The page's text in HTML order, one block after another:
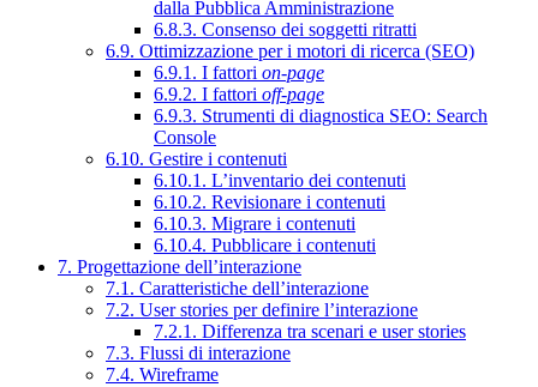
dalla Pubblica Amministrazione
6.8.3. Consenso dei soggetti ritratti
6.9. Ottimizzazione per i motori di ricerca (SEO)
6.9.1. I fattori on-page
6.9.2. I fattori off-page
6.9.3. Strumenti di diagnostica SEO: Search
Console
6.10. Gestire i contenuti
6.10.1. L’inventario dei contenuti
6.10.2. Revisionare i contenuti
6.10.3. Migrare i contenuti
6.10.4. Pubblicare i contenuti
7. Progettazione dell’interazione
7.1. Caratteristiche dell’interazione
7.2. User stories per definire l’interazione
7.2.1. Differenza tra scenari e user stories
7.3. Flussi di interazione
7.4. Wireframe